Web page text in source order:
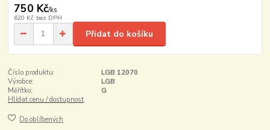
750 Kč/ks
620 Kč bez DPH
Přidat do košíku
Číslo produktu:
LGB 12070
Výrobce:
LGB
Měřítko:
G
Hlídat cenu / dostupnost
Do oblíbených